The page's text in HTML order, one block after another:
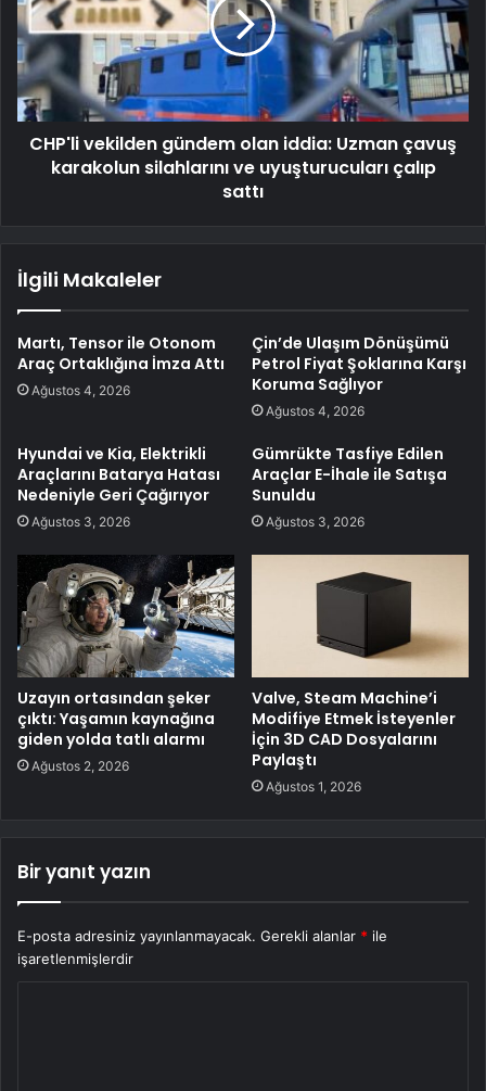
CHP'li vekilden gündem olan iddia: Uzman çavuş
karakolun silahlarını ve uyuşturucuları çalıp
sattı
İlgili Makaleler
Martı, Tensor ile Otonom
Araç Ortaklığına İmza Attı
Ağustos 4, 2026
Çin’de Ulaşım Dönüşümü
Petrol Fiyat Şoklarına Karşı
Koruma Sağlıyor
Ağustos 4, 2026
Hyundai ve Kia, Elektrikli
Araçlarını Batarya Hatası
Nedeniyle Geri Çağırıyor
Ağustos 3, 2026
Gümrükte Tasfiye Edilen
Araçlar E-İhale ile Satışa
Sunuldu
Ağustos 3, 2026
Uzayın ortasından şeker
çıktı: Yaşamın kaynağına
giden yolda tatlı alarmı
Ağustos 2, 2026
Valve, Steam Machine’i
Modifiye Etmek İsteyenler
İçin 3D CAD Dosyalarını
Paylaştı
Ağustos 1, 2026
Bir yanıt yazın
E-posta adresiniz yayınlanmayacak. Gerekli alanlar * ile
işaretlenmişlerdir